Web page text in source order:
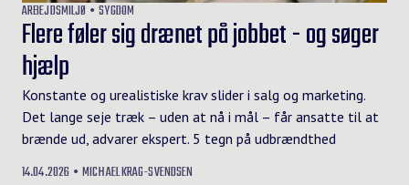
ARBEJDSMILJØ SYGDOM
Flere føler sig drænet på jobbet - og søger
hjælp
Konstante og urealistiske krav slider i salg og marketing.
Det lange seje træk – uden at nå i mål – får ansatte til at
brænde ud, advarer ekspert. 5 tegn på udbrændthed
14.04.2026 MICHAEL KRAG-SVENDSEN